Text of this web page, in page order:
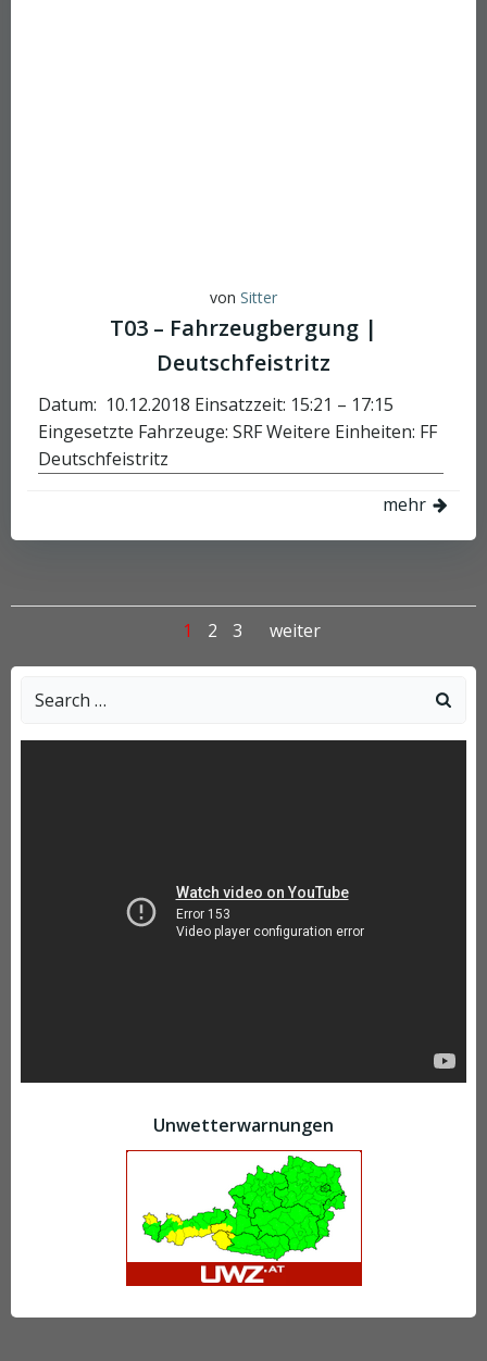
von Sitter
T03 – Fahrzeugbergung |
Deutschfeistritz
Datum: 10.12.2018 Einsatzzeit: 15:21 – 17:15
Eingesetzte Fahrzeuge: SRF Weitere Einheiten: FF
Deutschfeistritz
mehr
Posts
Page
1 Page
2 Page
3
Posts
navigation
weiter
Search
Unwetterwarnungen